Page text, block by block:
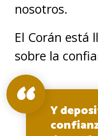
nosotros.
El Corán está
sobre la
Y